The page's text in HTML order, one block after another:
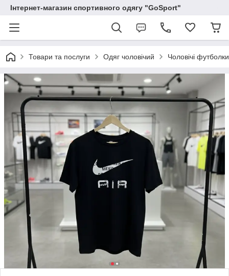
Інтернет-магазин спортивного одягу "GoSport"
Товари та послуги Одяг чоловічий Чоловічі футболки